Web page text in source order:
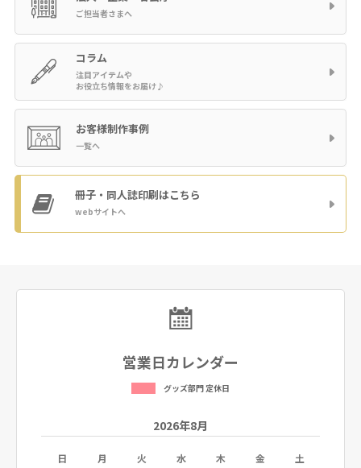
ご担当者さまへ
コラム
注目アイテムや
お役立ち情報をお届け♪
お客様制作事例
一覧へ
冊子・同人誌印刷はこちら
webサイトへ
営業日カレンダー
グッズ部門 定休日
2026年8月
日 月 火 水 木 金
土